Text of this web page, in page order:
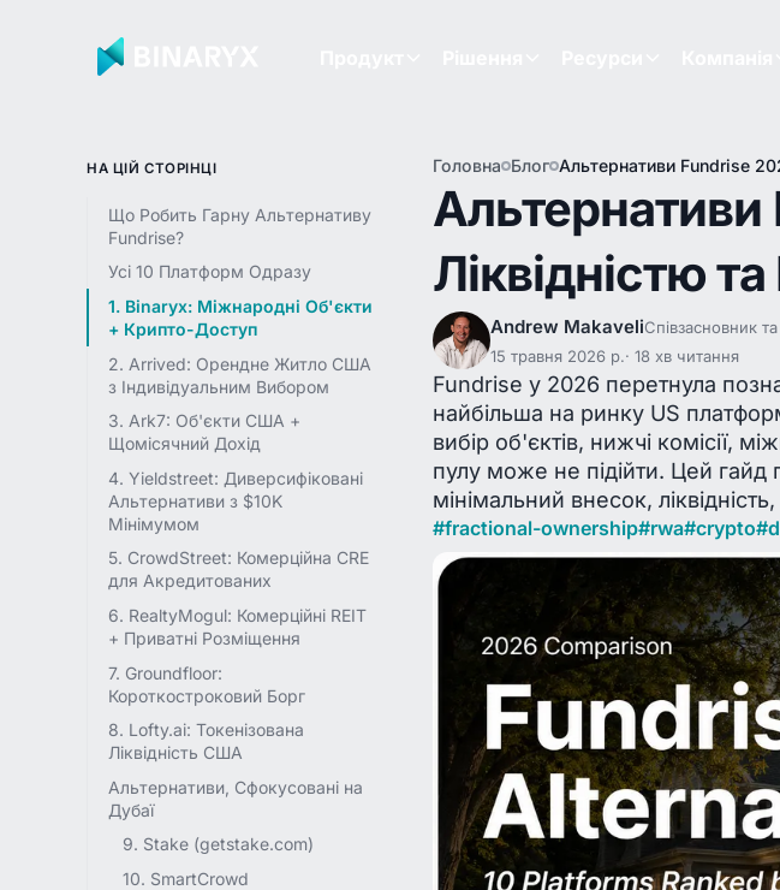
НА ЦІЙ СТОРІНЦІ
Що Робить Гарну Альтернативу
Fundrise?
Усі 10 Платформ Одразу
1. Binaryx: Міжнародні Об'єкти
+ Крипто-Доступ
2. Arrived: Орендне Житло США
з Індивідуальним Вибором
3. Ark7: Об'єкти США +
Щомісячний Дохід
4. Yieldstreet: Диверсифіковані
Альтернативи з $10K
Мінімумом
5. CrowdStreet: Комерційна CRE
для Акредитованих
6. RealtyMogul: Комерційні REIT
+ Приватні Розміщення
7. Groundfloor:
Короткостроковий Борг
8. Lofty.ai: Токенізована
Ліквідність США
Альтернативи, Сфокусовані на
Дубаї
9. Stake (getstake.com)
10. SmartCrowd
Головна Блог Альтернативи Fundrise
Ліквідністю
Andrew MakaveliСпівзасновник
15 травня 2026 р. 18 хв читання
Fundrise у 2026 перетнула
найбільша на ринку US
вибір об'єктів, нижчі комісії,
пулу може не підійти. Цей
мінімальний внесок,
#fractional-ownership#rwa#crypto#